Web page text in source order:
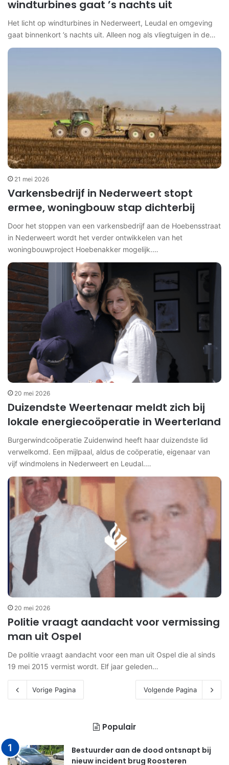
windturbines gaat ’s nachts uit
Het licht op windturbines in Nederweert, Leudal en omgeving
gaat binnenkort ’s nachts uit. Alleen nog als vliegtuigen in de…
21 mei 2026
Varkensbedrijf in Nederweert stopt
ermee, woningbouw stap dichterbij
Door het stoppen van een varkensbedrijf aan de Hoebensstraat
in Nederweert wordt het verder ontwikkelen van het
woningbouwproject Hoebenakker mogelijk.…
20 mei 2026
Duizendste Weertenaar meldt zich bij
lokale energiecoöperatie in Weerterland
Burgerwindcoöperatie Zuidenwind heeft haar duizendste lid
verwelkomd. Een mijlpaal, aldus de coöperatie, eigenaar van
vijf windmolens in Nederweert en Leudal.…
20 mei 2026
Politie vraagt aandacht voor vermissing
man uit Ospel
De politie vraagt aandacht voor een man uit Ospel die al sinds
19 mei 2015 vermist wordt. Elf jaar geleden…
Vorige Pagina Volgende Pagina
Populair
Bestuurder aan de dood ontsnapt bij
nieuw incident brug Roosteren